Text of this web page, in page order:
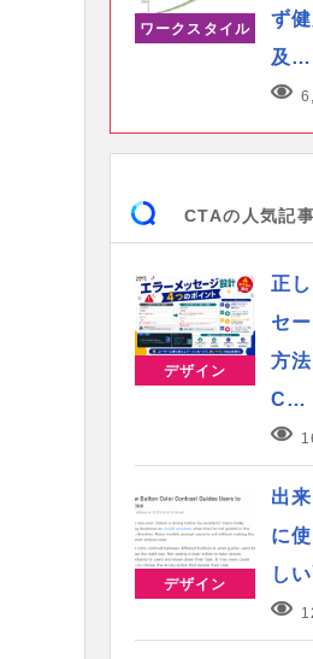
ワークスタイル
ず
及…
CTAの人気記事
デザイン
正
セ
方
C…
デザイン
出
に
し